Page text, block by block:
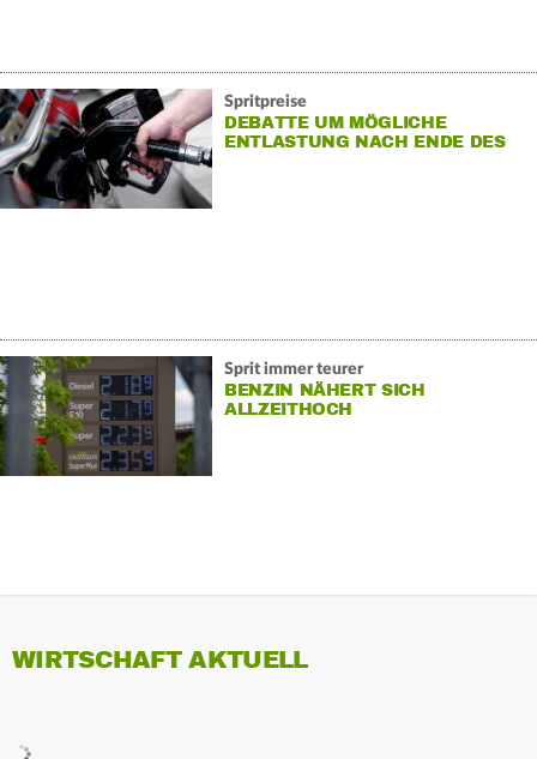
Spritpreise
DEBATTE UM MÖGLICHE
ENTLASTUNG NACH ENDE DES
Sprit immer teurer
BENZIN NÄHERT SICH
ALLZEITHOCH
WIRTSCHAFT AKTUELL